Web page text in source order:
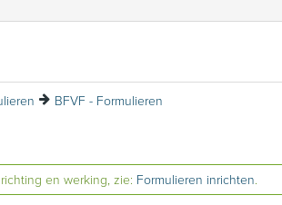
BFVF - Formulieren
en werking, zie: Formulieren inrichten